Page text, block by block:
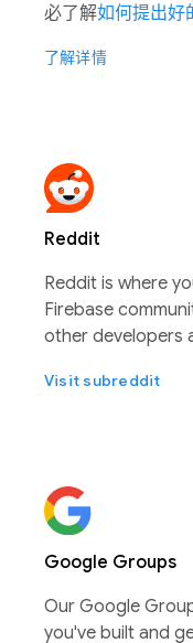
必了解如何提出好
了解详情
Reddit
Reddit is where
Firebase
other developers
Visit subreddit
Google Groups
Our Google
you've built and